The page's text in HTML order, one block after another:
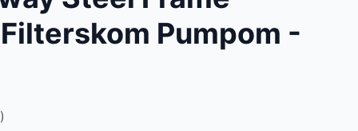
Pumpom -